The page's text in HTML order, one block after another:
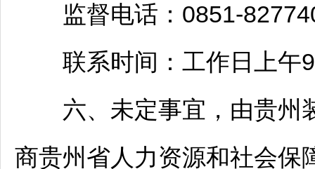
监督电话：0851-
联系时间：工作日上午
六、未定事宜，由贵州
商贵州省人力资源和社会保